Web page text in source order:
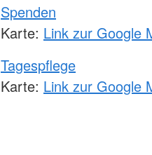
Spenden
Karte: Link zur Google
Tagespflege
Karte: Link zur Google